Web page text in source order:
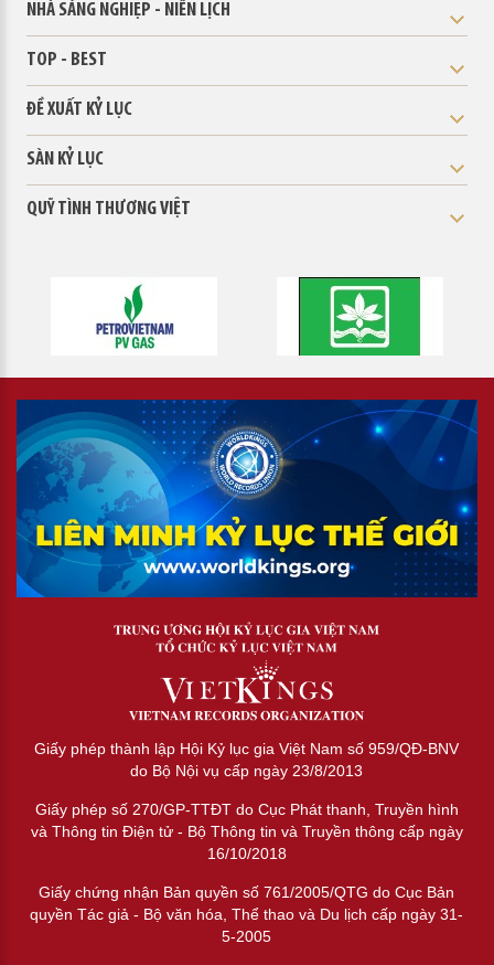
NHÀ SÁNG NGHIỆP - NIÊN LỊCH
TOP - BEST
ĐỀ XUẤT KỶ LỤC
SÀN KỶ LỤC
QUỸ TÌNH THƯƠNG VIỆT
Giấy phép thành lập Hội Kỷ lục gia Việt Nam số 959/QĐ-BNV
do Bộ Nội vụ cấp ngày 23/8/2013
Giấy phép số 270/GP-TTĐT do Cục Phát thanh, Truyền hình
và Thông tin Điện tử - Bộ Thông tin và Truyền thông cấp ngày
16/10/2018
Giấy chứng nhận Bản quyền số 761/2005/QTG do Cục Bản
quyền Tác giả - Bộ văn hóa, Thể thao và Du lịch cấp ngày 31-
5-2005